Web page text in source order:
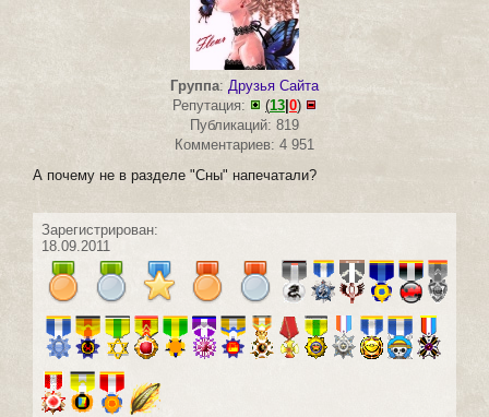
Группа: Друзья Сайта
Репутация:
(13 0)
Публикаций: 819
Комментариев: 4 951
А почему не в разделе "Сны" напечатали?
Зарегистрирован:
18.09.2011